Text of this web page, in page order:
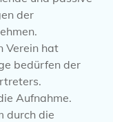
der
Verein hat
bedürfen der
Aufnahme.
durch die